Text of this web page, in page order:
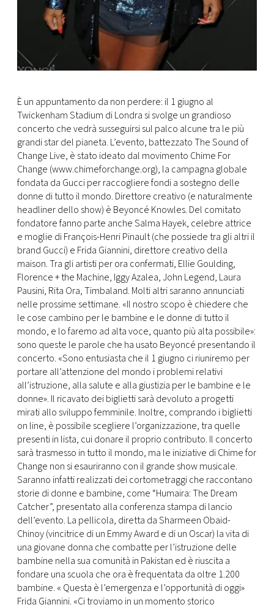
È un appuntamento da non perdere: il 1 giugno al
Twickenham Stadium di Londra si svolge un grandioso
concerto che vedrà susseguirsi sul palco alcune tra le più
grandi star del pianeta. L’evento, battezzato The Sound of
Change Live, è stato ideato dal movimento Chime For
Change (www.chimeforchange.org), la campagna globale
fondata da Gucci per raccogliere fondi a sostegno delle
donne di tutto il mondo. Direttore creativo (e naturalmente
headliner dello show) è Beyoncé Knowles. Del comitato
fondatore fanno parte anche Salma Hayek, celebre attrice
e moglie di François-Henri Pinault (che possiede tra gli altri il
brand Gucci) e Frida Giannini, direttore creativo della
maison. Tra gli artisti per ora confermati, Ellie Goulding,
Florence + the Machine, Iggy Azalea, John Legend, Laura
Pausini, Rita Ora, Timbaland. Molti altri saranno annunciati
nelle prossime settimane. «Il nostro scopo è chiedere che
le cose cambino per le bambine e le donne di tutto il
mondo, e lo faremo ad alta voce, quanto più alta possibile»:
sono queste le parole che ha usato Beyoncé presentando il
concerto. «Sono entusiasta che il 1 giugno ci riuniremo per
portare all’attenzione del mondo i problemi relativi
all’istruzione, alla salute e alla giustizia per le bambine e le
donne». Il ricavato dei biglietti sarà devoluto a progetti
mirati allo sviluppo femminile. Inoltre, comprando i biglietti
on line, è possibile scegliere l’organizzazione, tra quelle
presenti in lista, cui donare il proprio contributo. Il concerto
sarà trasmesso in tutto il mondo, ma le iniziative di Chime for
Change non si esauriranno con il grande show musicale.
Saranno infatti realizzati dei cortometraggi che raccontano
storie di donne e bambine, come “Humaira: The Dream
Catcher”, presentato alla conferenza stampa di lancio
dell’evento. La pellicola, diretta da Sharmeen Obaid-
Chinoy (vincitrice di un Emmy Award e di un Oscar) la vita di
una giovane donna che combatte per l’istruzione delle
bambine nella sua comunità in Pakistan ed è riuscita a
fondare una scuola che ora è frequentata da oltre 1.200
bambine. « Questa è l’emergenza e l’opportunità di oggi»
Frida Giannini. «Ci troviamo in un momento storico